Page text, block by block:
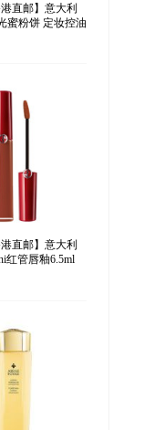
港直邮】意大利
蜜粉饼 定妆控油
直邮】意大利
红管唇釉6.5ml